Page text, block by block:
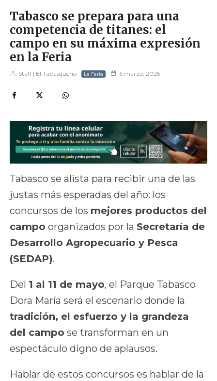
Tabasco se prepara para una
competencia de titanes: el
campo en su máxima expresión
en la Feria
Staff | El Tabasqueño La Feria 6 marzo, 2025
Tabasco se alista para recibir una de las
justas más esperadas del año: los
concursos de los mejores productos del
campo organizados por la Secretaría de
Desarrollo Agropecuario y Pesca
(SEDAP).
Del 1 al 11 de mayo, el Parque Tabasco
Dora María será el escenario donde la
tradición, el esfuerzo y la grandeza
del campo se transforman en un
espectáculo digno de aplausos.
Hablar de estos concursos es hablar de la